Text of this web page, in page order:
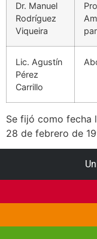
Dr. Manuel
Rodríguez
Viqueira
Lic. Agustín
Pérez
Carrillo
Se fijó como fecha
28 de febrero de